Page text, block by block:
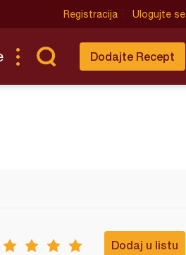
Registracija Ulogujte se
Dodajte Recept
Dodaj u listu